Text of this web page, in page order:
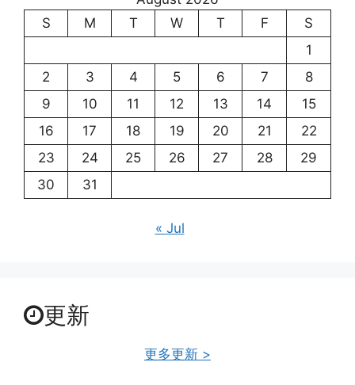
S
M T W T F
S
1
2
3 4 5 6 7
8
9
10 11 12 13 14
15
16
17 18 19 20 21
22
23
24 25 26 27 28
29
30
31
« Jul
更新
更多更新 >